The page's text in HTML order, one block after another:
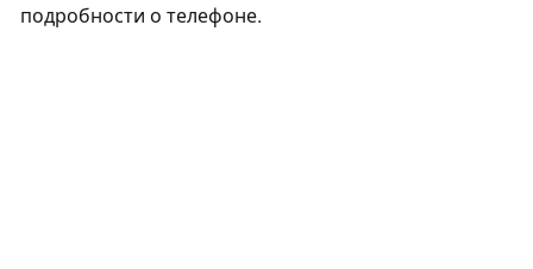
подробности о телефоне.